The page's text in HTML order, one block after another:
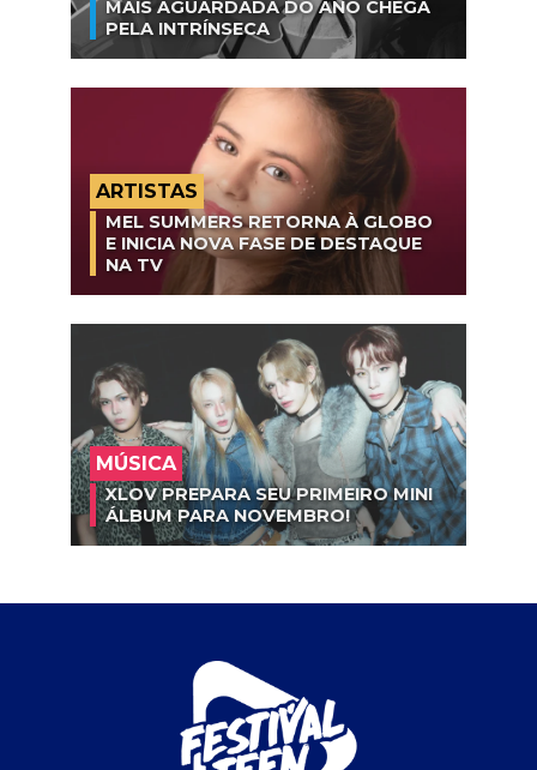
MAIS AGUARDADA DO ANO CHEGA
PELA INTRÍNSECA
ARTISTAS
MEL SUMMERS RETORNA À GLOBO
E INICIA NOVA FASE DE DESTAQUE
NA TV
MÚSICA
XLOV PREPARA SEU PRIMEIRO MINI
ÁLBUM PARA NOVEMBRO!